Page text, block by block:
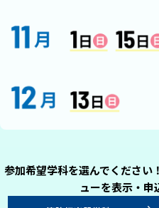
参加希望学科を選んでください
ューを表示・申
ミュージカル専攻
演出・制作専攻